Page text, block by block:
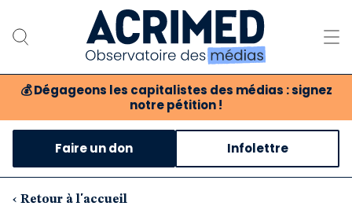
💰 Dégageons les capitalistes des médias : signez
notre pétition !
Notre association
Notre critique des médias
Nos propositions
Faire un don Infolettre
‹ Retour à l'accueil